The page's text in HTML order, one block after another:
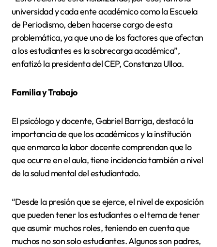
universidad y cada ente académico como la Escuela
de Periodismo, deben hacerse cargo de esta
problemática, ya que uno de los factores que afectan
a los estudiantes es la sobrecarga académica”,
enfatizó la presidenta del CEP, Constanza Ulloa.
Familia y Trabajo
El psicólogo y docente, Gabriel Barriga, destacó la
importancia de que los académicos y la institución
que enmarca la labor docente comprendan que lo
que ocurre en el aula, tiene incidencia también a nivel
de la salud mental del estudiantado.
“Desde la presión que se ejerce, el nivel de exposición
que pueden tener los estudiantes o el tema de tener
que asumir muchos roles, teniendo en cuenta que
muchos no son solo estudiantes. Algunos son padres,